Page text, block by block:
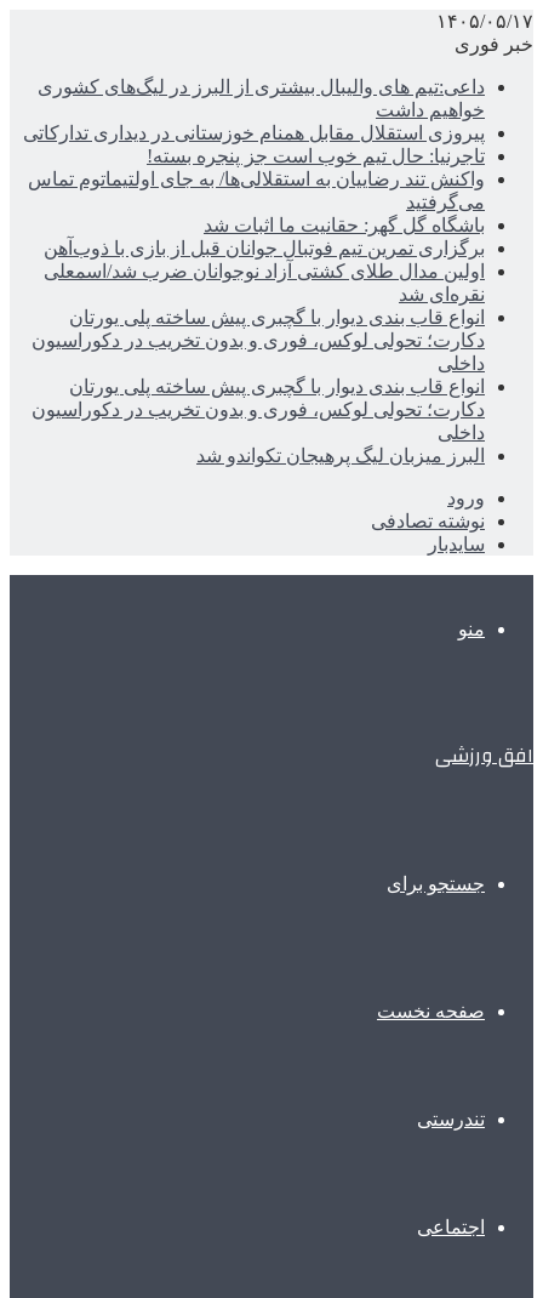
۱۴۰۵/۰۵/۱۷
خبر فوری
داعی:تیم های والیبال بیشتری از البرز در لیگ‌های کشوری
خواهیم داشت
پیروزی استقلال مقابل همنام خوزستانی در دیداری تدارکاتی
تاجرنیا: حال تیم خوب است جز پنجره بسته!
واکنش تند رضاییان به استقلالی‌ها/ به جای اولتیماتوم تماس
می‌گرفتید
باشگاه گل گهر: حقانیت ما اثبات شد
برگزاری تمرین تیم فوتبال جوانان قبل از بازی با ذوب‌آهن
اولین مدال طلای کشتی آزاد نوجوانان ضرب شد/اسمعلی
نقره‌ای شد
انواع قاب بندی دیوار با گچبری پیش ساخته پلی یورتان
دکارت؛ تحولی لوکس، فوری و بدون تخریب در دکوراسیون
داخلی
انواع قاب بندی دیوار با گچبری پیش ساخته پلی یورتان
دکارت؛ تحولی لوکس، فوری و بدون تخریب در دکوراسیون
داخلی
البرز میزبان لیگ پرهیجان تکواندو شد
ورود
نوشته تصادفی
سایدبار
منو
افق ورزشی
جستجو برای
صفحه نخست
تندرستی
اجتماعی